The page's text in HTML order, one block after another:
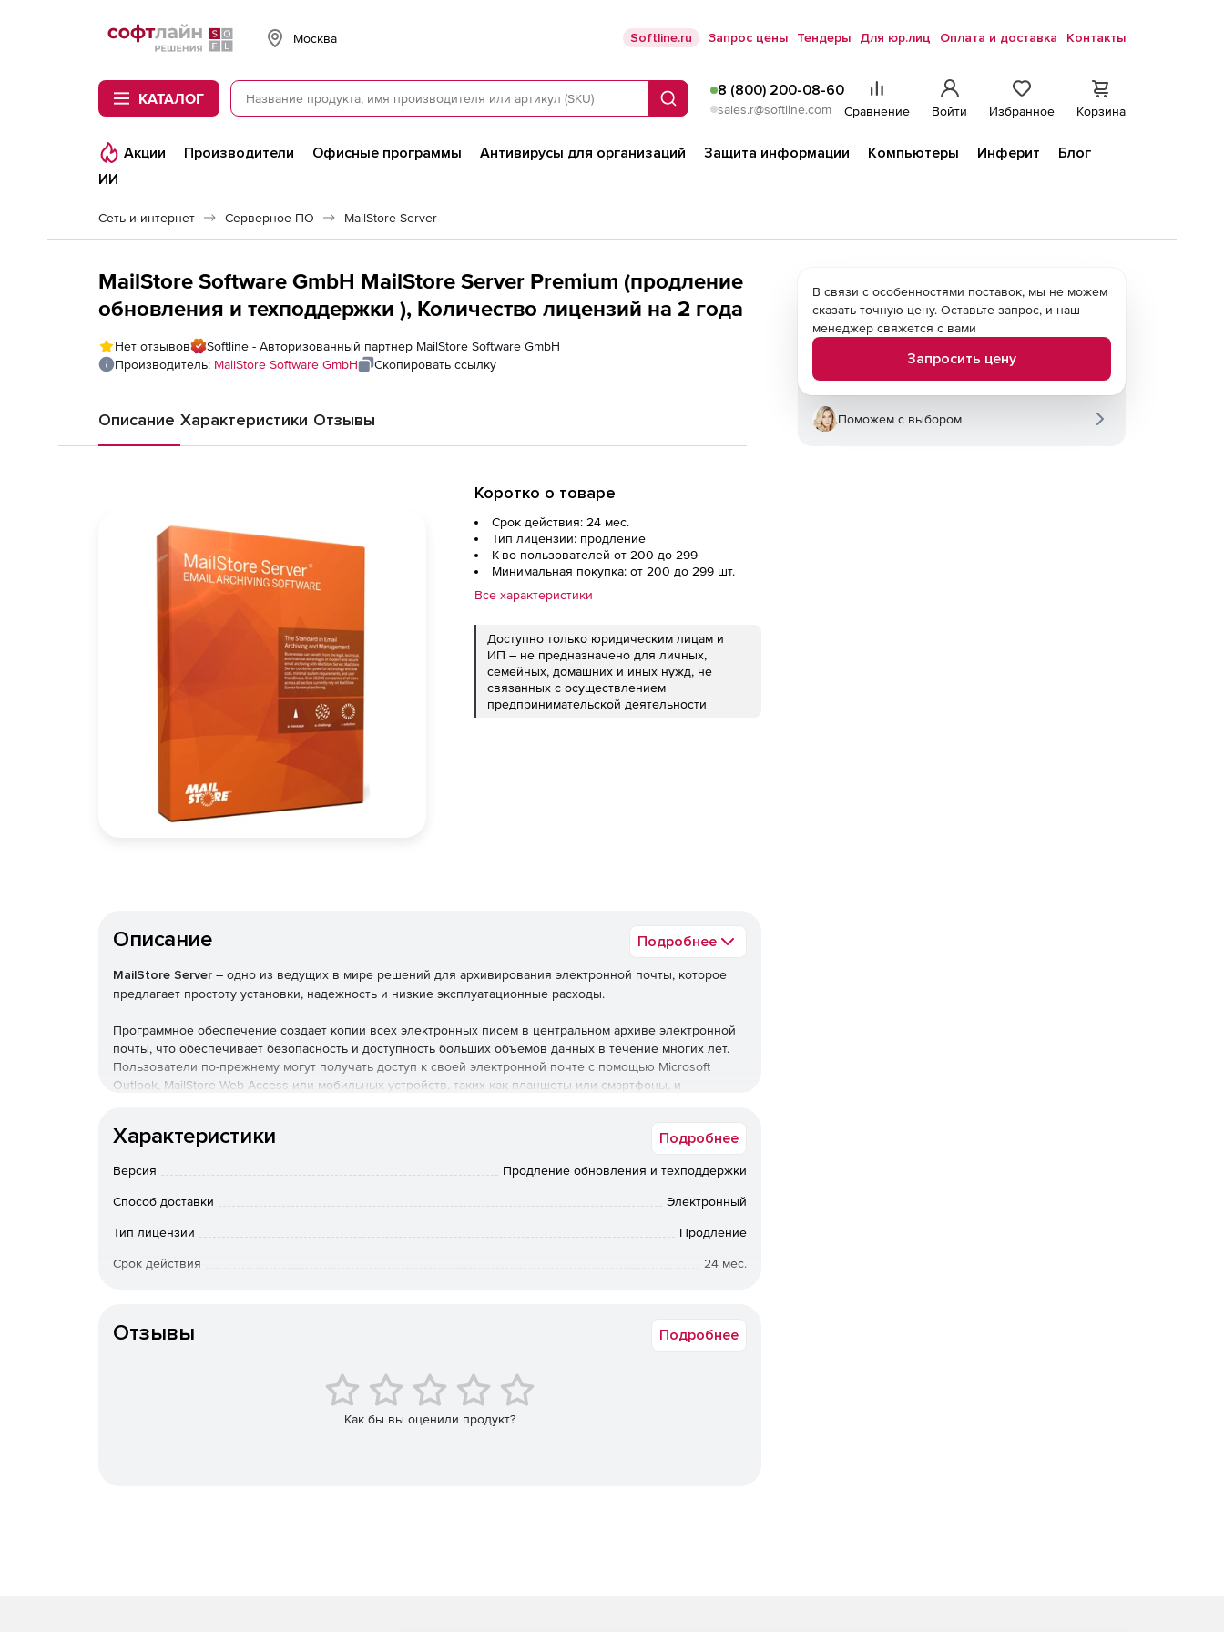
Softline
Москва Softline.ru Запрос цены Тендеры Для юр.лиц Оплата и доставка Контакты
КАТАЛОГ Поиск
8 (800) 200-08-60
sales.r@softline.com Сравнение Войти Избранное Корзина
Акции Производители Офисные программы Антивирусы для организаций Защита информации Компьютеры Инферит
Блог
ИИ
Сеть и интернет Серверное ПО MailStore Server
MailStore Software GmbH MailStore Server Premium (продление
обновления и техподдержки ), Количество лицензий на 2 года
Нет отзывов
Softline - Авторизованный партнер MailStore Software GmbH
Производитель: MailStore Software GmbH Скопировать ссылку
Описание Характеристики Отзывы
Коротко о товаре
Срок действия: 24 мес.
Тип лицензии: продление
К-во пользователей от 200 до 299
Минимальная покупка: от 200 до 299 шт.
Все характеристики
Доступно только юридическим лицам и
ИП – не предназначено для личных,
семейных, домашних и иных нужд, не
связанных с осуществлением
предпринимательской деятельности
Описание Подробнее
MailStore Server – одно из ведущих в мире решений для архивирования электронной почты, которое
предлагает простоту установки, надежность и низкие эксплуатационные расходы.
Программное обеспечение создает копии всех электронных писем в центральном архиве электронной
почты, что обеспечивает безопасность и доступность больших объемов данных в течение многих лет.
Пользователи по-прежнему могут получать доступ к своей электронной почте с помощью Microsoft
Outlook, MailStore Web Access или мобильных устройств, таких как планшеты или смартфоны, и
Преимущества для компании
Помощь в соблюдении нормативных требований.
Быстрый полнотекстовый поиск писем и вложений.
Снижение нагрузки на почтовые серверы.
Экономия до 70% места для хранения.
Упрощенное резервное копирование и восстановление.
Характеристики Подробнее
Версия Продление обновления и техподдержки
Способ доставки Электронный
Тип лицензии Продление
Срок действия 24 мес.
Отзывы Подробнее
Как бы вы оценили продукт?
В связи с особенностями поставок, мы не можем
сказать точную цену. Оставьте запрос, и наш
менеджер свяжется с вами
Запросить цену
Поможем с выбором